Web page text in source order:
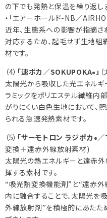
の下でも発熱と保温を繰り返し
・「エアーホールド-NB／
近年、生態系への影響が指摘さ
対応するため、起毛せず生地組
材です。
（4） 「速ポカ／SOKUPOKA®」
太陽光から吸収した光エネルギ
ラミックをポリエステル繊維内
がりにくい白色生地において
られる急速発熱素材です。
（5） 「サーモトロン ラジポカ ®
変換＋遠赤外線放射素材)
太陽光の熱エネルギーと遠赤
揮する素材です。
“吸光熱変換機能剤”と“遠赤外
内に融合することで、太陽光を
外線放射剤”を積極的にあたた